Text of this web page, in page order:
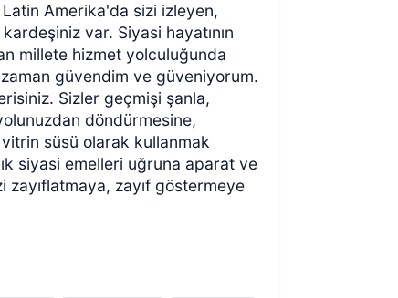
Amerika'da sizi izleyen,
var. Siyasi hayatının
millete hizmet yolculuğunda
güvendim ve güveniyorum.
Sizler geçmişi şanla,
döndürmesine,
süsü olarak kullanmak
siyasi emelleri uğruna aparat ve
zayıf göstermeye